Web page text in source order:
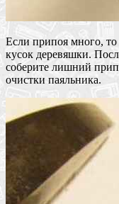
Если припоя много,
кусок деревяшки.
соберите лишний
очистки паяльника.